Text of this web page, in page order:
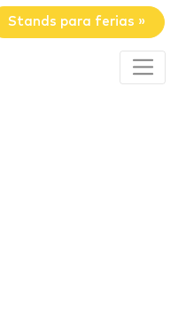
Stands para ferias »